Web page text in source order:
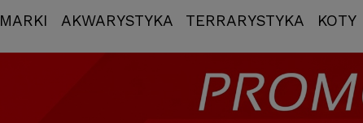
MARKI AKWARYSTYKA TERRARYSTYKA KOTY